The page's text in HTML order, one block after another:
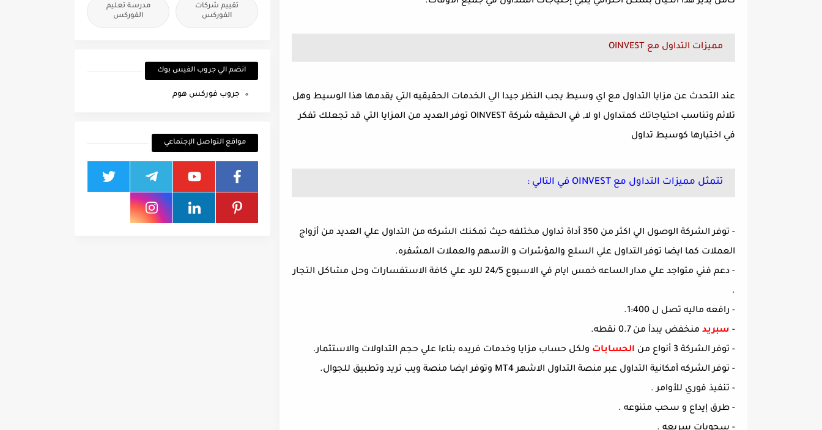
مميزات التداول مع OINVEST
عند التحدث عن مزايا التداول مع اي وسيط يجب النظر جيدا الي الخدمات الحقيقيه التي يقدمها هذا الوسيط وهل
تلائم وتناسب احتياجاتك كمتداول او لا, في الحقيقه شركة OINVEST توفر العديد من المزايا التي قد تجعلك تفكر
في اختيارها كوسيط تداول
تتمثل مميزات التداول مع OINVEST في التالي :
- توفر الشركة الوصول الي اكثر من 350 أداة تداول مختلفه حيث تمكنك الشركه من التداول علي العديد من أزواج
العملات كما ايضا توفر التداول علي السلع والمؤشرات و الأسهم والعملات المشفره.
- دعم فني متواجد علي مدار الساعه خمس ايام في الاسبوع 24/5 للرد علي كافة الاستفسارات وحل مشاكل التجار
.
- رافعه ماليه تصل ل 1:400.
- سبريد منخفض يبدأ من 0.7 نقطه.
- توفر الشركة 3 أنواع من
الحسابات ولكل حساب مزايا وخدمات فريده بناءا علي حجم التداولات والاستثمار.
- توفر الشركه أمكانية التداول عبر منصة التداول الاشهر MT4 وتوفر ايضا منصة ويب تريد وتطبيق للجوال.
- تنفيذ فوري للأوامر .
- طرق إيداع و سحب متنوعه .
تقييم شركات
الفوركس
مدرسة تعليم
الفوركس
انضم الي جروب الفيس بوك
جروب فوركس هوم
مواقع التواصل الإجتماعي